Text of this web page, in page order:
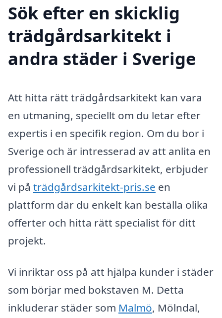
Sök efter en skicklig
trädgårdsarkitekt i
andra städer i Sverige
Att hitta rätt trädgårdsarkitekt kan vara
en utmaning, speciellt om du letar efter
expertis i en specifik region. Om du bor i
Sverige och är intresserad av att anlita en
professionell trädgårdsarkitekt, erbjuder
vi på trädgårdsarkitekt-pris.se en
plattform där du enkelt kan beställa olika
offerter och hitta rätt specialist för ditt
projekt.
Vi inriktar oss på att hjälpa kunder i städer
som börjar med bokstaven M. Detta
inkluderar städer som Malmö, Mölndal,